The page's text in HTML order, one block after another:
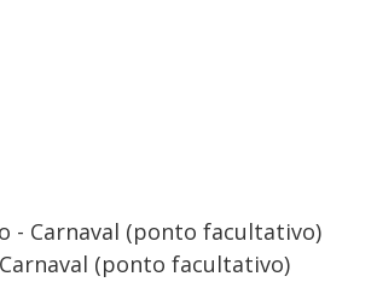
- Carnaval (ponto facultativo)
(ponto facultativo)